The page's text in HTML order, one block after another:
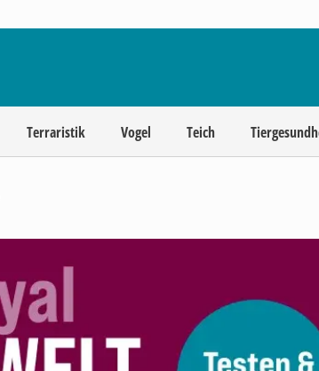
Terraristik Vogel Teich